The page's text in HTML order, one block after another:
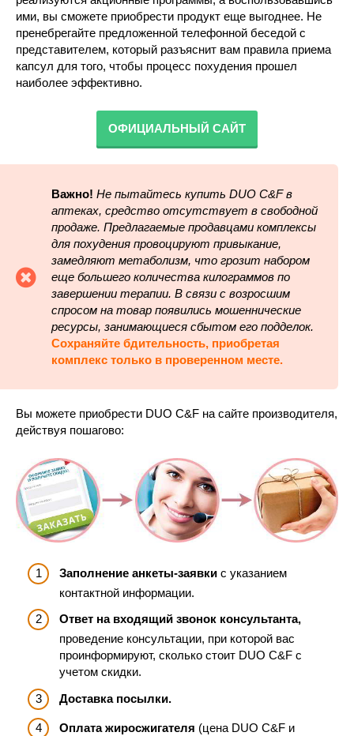
ими, вы сможете приобрести продукт еще выгоднее. Не
пренебрегайте предложенной телефонной беседой с
представителем, который разъяснит вам правила приема
капсул для того, чтобы процесс похудения прошел
наиболее эффективно.
ОФИЦИАЛЬНЫЙ САЙТ
Важно! Не пытайтесь купить DUO C&F в
аптеках, средство отсутствует в свободной
продаже. Предлагаемые продавцами комплексы
для похудения провоцируют привыкание,
замедляют метаболизм, что грозит набором
еще большего количества килограммов по
завершении терапии. В связи с возросшим
спросом на товар появились мошеннические
ресурсы, занимающиеся сбытом его подделок.
Сохраняйте бдительность, приобретая
комплекс только в проверенном месте.
Вы можете приобрести DUO C&F на сайте производителя,
действуя пошагово:
Заполнение анкеты-заявки с указанием
контактной информации.
Ответ на входящий звонок консультанта,
проведение консультации, при которой вас
проинформируют, сколько стоит DUO C&F с
учетом скидки.
Доставка посылки.
Оплата жиросжигателя (цена DUO C&F и